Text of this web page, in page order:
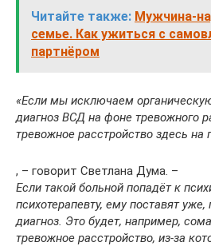
Читайте также: Мужчина-
семье. Как ужиться с
партнёром
«Если мы исключаем
диагноз ВСД на фоне тревожного
тревожное расстройство здесь на
, – говорит Светлана Дума. –
Если такой больной попадёт к
психотерапевту, ему поставят
диагноз. Это будет, например,
тревожное расстройство, из-за